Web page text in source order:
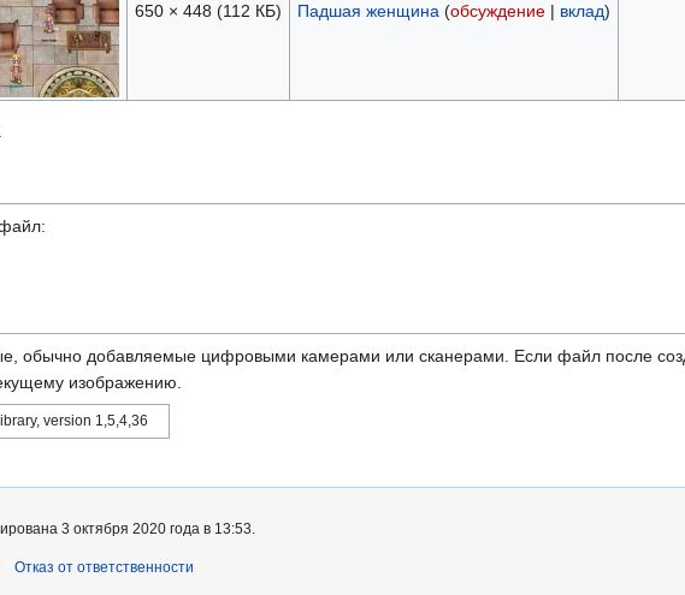
650 × 448 (112 КБ) Падшая женщина (обсуждение| вклад)
обычно добавляемые цифровыми камерами или сканерами. Если файл после
изображению.
version 1,5,4,36
3 октября 2020 года в 13:53.
Отказ от ответственности